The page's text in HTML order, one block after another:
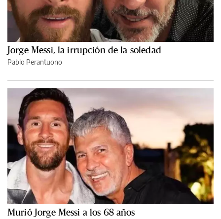
Jorge Messi, la irrupción de la soledad
Pablo Perantuono
Murió Jorge Messi a los 68 años